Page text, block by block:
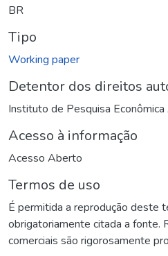
BR
Tipo
Working paper
Detentor dos direitos
Instituto de Pesquisa Econômica
Acesso à informação
Acesso Aberto
Termos de uso
É permitida a reprodução deste
obrigatoriamente citada a fonte.
comerciais são rigorosamente